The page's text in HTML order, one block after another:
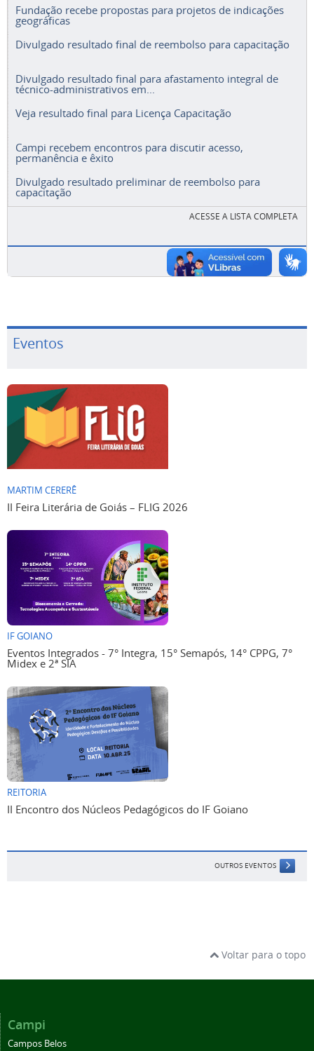
Fundação recebe propostas para projetos de indicações
geográficas
Divulgado resultado final de reembolso para capacitação
Divulgado resultado final para afastamento integral de
técnico-administrativos em...
Veja resultado final para Licença Capacitação
Campi recebem encontros para discutir acesso,
permanência e êxito
Divulgado resultado preliminar de reembolso para
capacitação
ACESSE A LISTA COMPLETA
Eventos
MARTIM CERERÊ
II Feira Literária de Goiás – FLIG 2026
IF GOIANO
Eventos Integrados - 7° Integra, 15° Semapós, 14° CPPG, 7°
Midex e 2ª SIA
REITORIA
II Encontro dos Núcleos Pedagógicos do IF Goiano
OUTROS EVENTOS
Voltar para o topo
Campi
Campos Belos